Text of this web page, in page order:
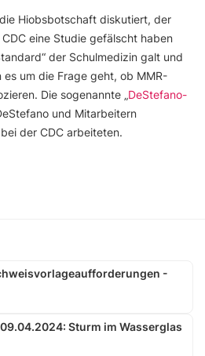
Hiobsbotschaft diskutiert, der
eine Studie gefälscht haben
der Schulmedizin galt und
um die Frage geht, ob MMR-
Die sogenannte „DeStefano-
und Mitarbeitern
der CDC arbeiteten.
-
Sturm im Wasserglas